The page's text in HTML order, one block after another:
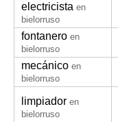
electricista en
bielorruso
fontanero en
bielorruso
mecánico en
bielorruso
limpiador en
bielorruso